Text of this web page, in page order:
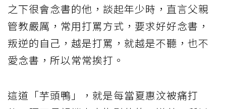
之下很會念書的他，談起年少時，直言父親
管教嚴厲，常用打罵方式，要求好好念書，
叛逆的自己，越是打罵，就越是不聽，也不
愛念書，所以常常挨打。
這道「芋頭鴨」，就是每當夏惠汶被痛打